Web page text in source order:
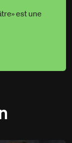
est une